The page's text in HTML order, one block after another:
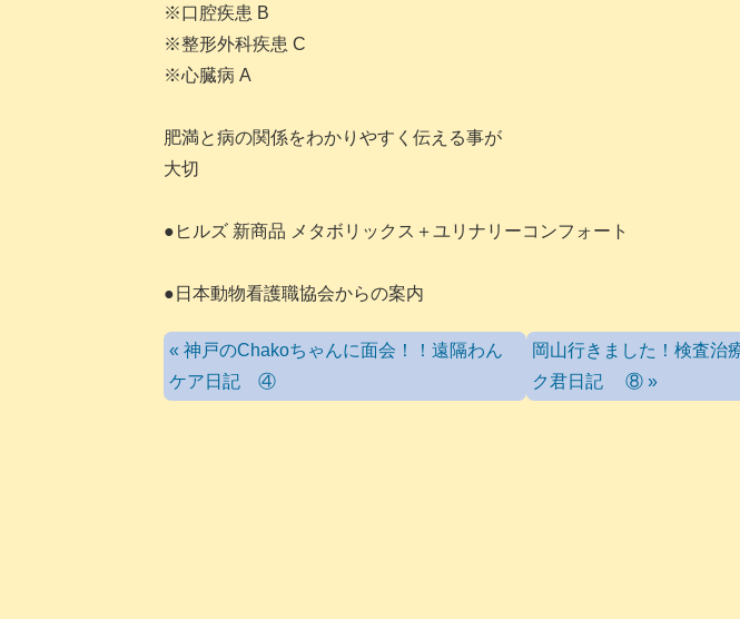
※口腔疾患 B
※整形外科疾患 C
※心臓病 A
肥満と病の関係をわかりやすく伝える事が
大切
●ヒルズ 新商品 メタボリックス＋ユリナリーコンフォート
●日本動物看護職協会からの案内
« 神戸のChakoちゃんに面会！！遠隔わん
ケア日記 ④
岡山行きました！検査
ク君日記 ⑧ »